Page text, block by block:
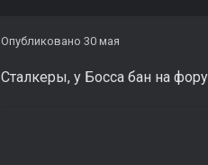
Опубликовано 30 мая
Сталкеры, у Босса бан на